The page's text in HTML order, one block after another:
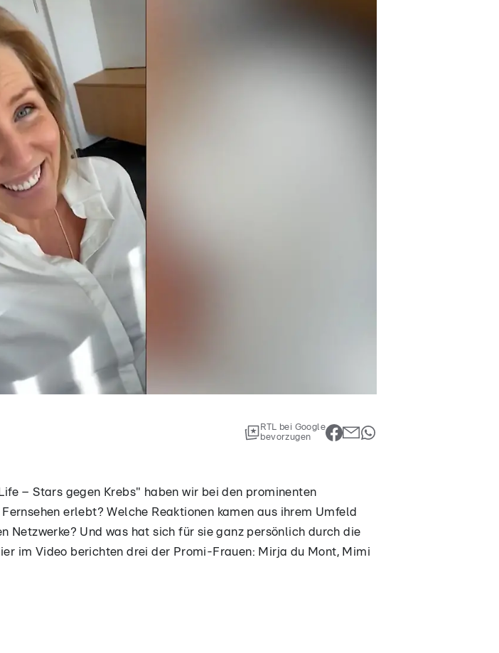
RTL bei Google
bevorzugen
– Stars gegen Krebs" haben wir bei den prominenten
erlebt? Welche Reaktionen kamen aus ihrem Umfeld
Netzwerke? Und was hat sich für sie ganz persönlich durch die
im Video berichten drei der Promi-Frauen: Mirja du Mont, Mimi